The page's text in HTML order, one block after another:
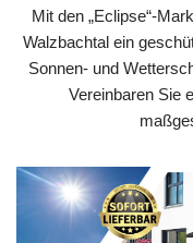
Mit den „Eclipse“-
Walzbachtal ein
Sonnen- und
Vereinbaren Sie